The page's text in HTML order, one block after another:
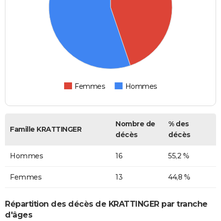
Femmes Hommes
Famille KRATTINGER
Nombre de
décès
% des
décès
Hommes 16 55,2 %
Femmes 13 44,8 %
Répartition des décès de KRATTINGER par tranche
d'âges